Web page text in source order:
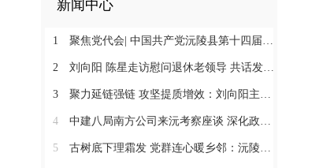
新闻中心
1 聚焦党代会| 中国共产党沅陵县第十四届委员会第一次全体会议召开 刘向阳当选为县委书记
2 刘向阳 陈星走访慰问退休老领导 共话发展凝聚奋进合力
3 聚力延链强链 攻坚提质增效：刘向阳主持召开新金属产业链工作调度会
4 中建八局南方公司来沅考察座谈 深化政企合作 提速张沅高速项目建设
5 古树底下理霜发 党群连心暖乡邻：沅陵镇太常片区和平村开展流动便民义剪志愿服务